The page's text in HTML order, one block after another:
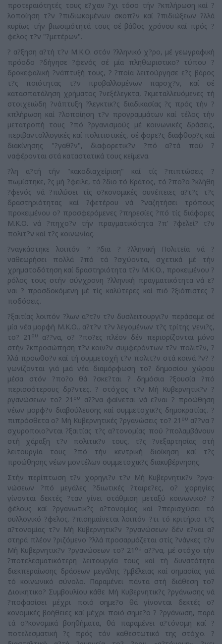
προτεραιότητές τους ε?χαν ?χι τόσο τήν ?κπλήρωση καί ?
λοποίηση τ?ν ?πιδιωκομένων σκοπ?ν καί ?πιδιώξεων ?λλά
κυρίως τήν βιωσιμότητά τους σέ βάθος χρόνου καί πρός ?
φελος τ?ν "?μετέρων".
? α?ξηση α?τή τ?ν Μ.Κ.Ο. στόν ?λληνικό χ?ρο, μέ γεωγραφική
πρόοδο ?δήγησε ?φενός σέ μία πληθωριστικο? τύπου ?
δροκεφαλική ?νάπτυξή τους, ? ?ποία λειτούργησε ε?ς βάρος
τ?ς ποιότητας τ?ν προβαλλομένων παροχ?ν, καί σέ
κατασπατάληση χρήματος ?νεξέλεγκτα, ?κμεταλλευόμενες τή
στοιχειώδη ?νάπτυξη ?λεγκτικ?ς διαδικασίας ?ς πρός τήν ?
κπλήρωση καί ?λοποίηση τ?ν προγραμμάτων καί τέλος τήν
μετατροπή τους ?πό ?ργανισμούς μέ κοινωνικές δράσεις,
περιβαντολλογικές καί πολιτιστικές, σέ φορε?ς διαφθορ?ς καί
διακίνησης "?γαθ?ν", διαφορετικ?ν ?πό α?τά πού ?
ναφέρονται στά καταστατικά τους κείμενα.
?λη α?τή τήν "κακοδιαχείριση" καί τίς ?πιπτώσεις ?
πωμίστηκε, ?ς μή ?φειλε, τό ?διο τό Κράτος, τό ?πο?ο ?κλήθη
?φενός νά ?πιλύσει τίς ο?κονομικές συνέπειες α?τ?ς τ?ς
δραστηριότητας καί ?φετέρου νά ?ναζητήσει τρόπους
προκειμένου ο? προσφερόμενες ?πηρεσίες ?πό τίς διάφορες
Μ.Κ.Ο. νά ?πηχο?ν τήν πραγματικότητα ?π’ ?φελεί? τ?ν
πολιτ?ν καί τ?ς κοινωνίας.
?ναγκάστηκε λοιπόν ? ?δια ? ?λληνική Πολιτεία νά ?
ναθεωρήσει πολλά ?πό τά ?σχύοντα, σχετικά μέ τήν
χρηματοδότηση καί δραστηριότητα τ?ν Μ.Κ.Ο., προκειμένου ?
ρόλος τους στήν σύγχρονη ?λληνική πραγματικότητα νά ε?
ναι ? προσδοκόμενη μέ τίς καλύτερες καί πιό ?ξιόπιστες ?
ποδόσεις.
?ξαιτίας λοιπόν ?λων α?τ?ν τ?ν δυσλειτουργι?ν περάσαμε σέ
μία νέα μορφή Μ.Κ.Ο., α?τ?ν τ?ν λεγομένων τ?ς τρίτης γενι?ς,
το? 21 ου
α??να, ο? ?πο?ες πλέον δέν περιορίζονται μόνο
στήν ?κπροσώπηση τ?ν κοιν?ν συμφερόντων τ?ν πολιτ?ν, ?
λλά προωθο?ν καί τή συμμετοχή τ?ν πολιτ?ν στά κοινά ?ν? ?
γωνίζονται γιά μιά νέα διαμόρφωση το? δημοσίου χώρου
μέσα στόν ?πο?ο θά ?σκε?ται ? δημόσια ?ξουσία ?πό
περισσότερους δρ?ντες. ? στόχος τ?ν Μή Κυβερνητικ?ν ?
ργανώσεων το? 21 ου
α??να φαίνεται νά ε?ναι ? προώθηση
νέων μορφ?ν διαβούλευσης καί συμμετοχι­κ?ς δημοκρατίας. ?
πιπρόσθετα ο? Μή Κυβερνητικές ?ργανώσεις το? 21 ου α??να ?
σχυροποιο?νται ?ξαιτίας τ?ς α?τονομίας πού ?πολαμβάνουν
στή χάραξη τ?ν πολιτικ?ν τους, τ?ς ?νεξαρτησίας στή
λειτουργία τους ?πό τήν κεντρική διοίκηση καί τ?ς
προώθησης νέων μοντέλων συμμετοχικ?ς διακυβέρνησης.
Στήν περίπτωση τ?ν χορηγι?ν τ?ν Μή Κυβερνητικ?ν ?ρ­γα­
νώσεων ?πό μεγάλες ?διωτικές ?ταιρε?ες, ο? χορηγίες
γίνονται δεκτές ?ταν γίνει στάθμιση μεταξύ κοινωνικο? ?
φέλους καί ?ργανωτικ?ς α?τονο­μίας καί ?περισχύσει τό
συλλογικό ?φελος. ?πισημαίνεται λοιπόν ?τι τό κριτήριο τ?ς
α?τονομίας τ?ν Μή Κυβερνητικ?ν ?ργανώσεων δέν ε?ναι α?
στηρά πλέον ?ριζόμενο ?λλά προσαρμόζεται στίς ?νάγκες τ?ν
Μή Κυβερνητικ?ν ?ργανώσεων το? 21 ου α??να, μέ στόχο τήν
?ποτελεσματι­κότερη λειτουργία τους καί τή δυνατότητα
διεκπεραίωσης δράσεων μεγάλης ?μβέλειας καί σημασίας γιά
τό κοινωνικό σύνολο. Παραμένει πάντα στή διάθεση το?
Διοικητικο? Συμβουλίου κάθε Μή Κυβερνητικ?ς ?ργάνωσης νά
?ποφασί­σει μέχρι ποιό σημε?ο θά γίνονται δεκτές ο?
κονομικές βοήθειες καί μέχρι ποιό σημε?ο ? ?ργάνωση, παρά
τά ο?κονομικά βοηθήματα, θά παραμένει α?τόνομη καί ?
ποτελεσματική ?ς πρός τόν καθεστωτικό της στόχο. ?